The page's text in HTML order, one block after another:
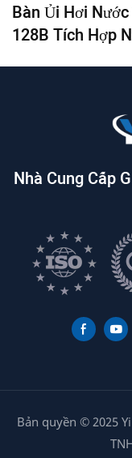
Bàn Ủi Hơi
128B Tích Hợp
Nhà Cung Cấp
Bản quyền © 2025